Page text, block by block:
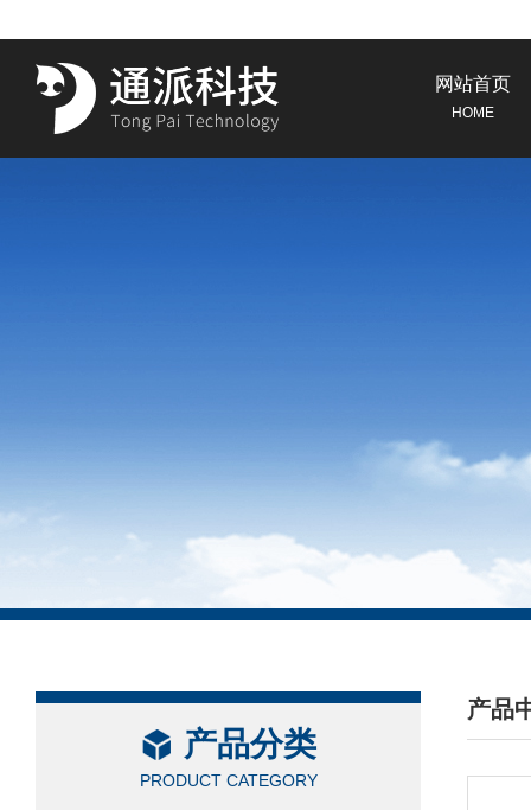
网站首页
HOME
产品分类
PRODUCT CATEGORY
产品
/